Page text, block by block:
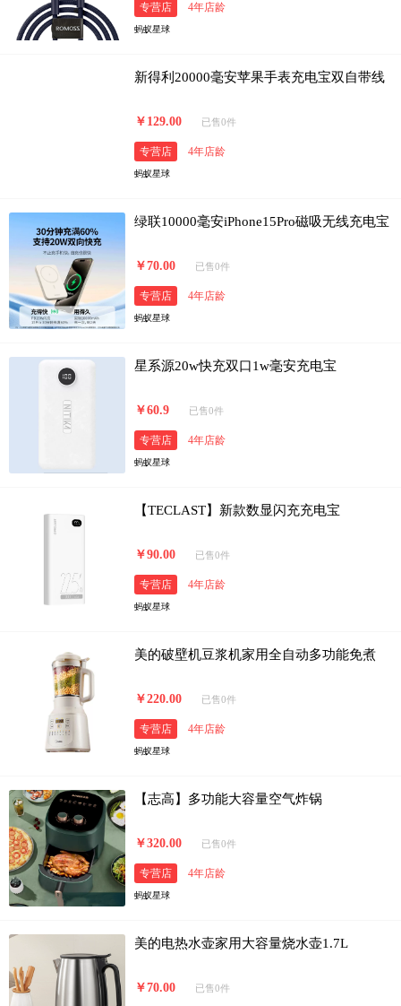
专营店 4年店龄
蚂蚁星球
新得利20000毫安苹果手表充电宝双自带线
￥129.00 已售0件
专营店 4年店龄
蚂蚁星球
绿联10000毫安iPhone15Pro磁吸无线充电宝
￥70.00 已售0件
专营店 4年店龄
蚂蚁星球
星系源20w快充双口1w毫安充电宝
￥60.9 已售0件
专营店 4年店龄
蚂蚁星球
【TECLAST】新款数显闪充充电宝
￥90.00 已售0件
专营店 4年店龄
蚂蚁星球
美的破壁机豆浆机家用全自动多功能免煮
￥220.00 已售0件
专营店 4年店龄
蚂蚁星球
【志高】多功能大容量空气炸锅
￥320.00 已售0件
专营店 4年店龄
蚂蚁星球
美的电热水壶家用大容量烧水壶1.7L
￥70.00 已售0件